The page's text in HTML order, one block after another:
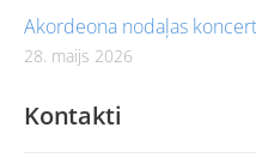
Akordeona nodaļas
28. maijs 2026
Kontakti